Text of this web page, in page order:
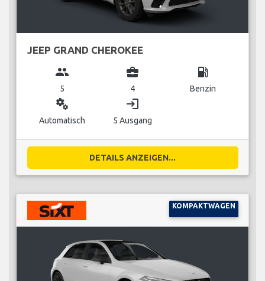
JEEP GRAND CHEROKEE
group
5
business_center
4
local_gas_station
Benzin
miscellaneous_services
Automatisch
login
5 Ausgang
DETAILS ANZEIGEN...
KOMPAKTWAGEN